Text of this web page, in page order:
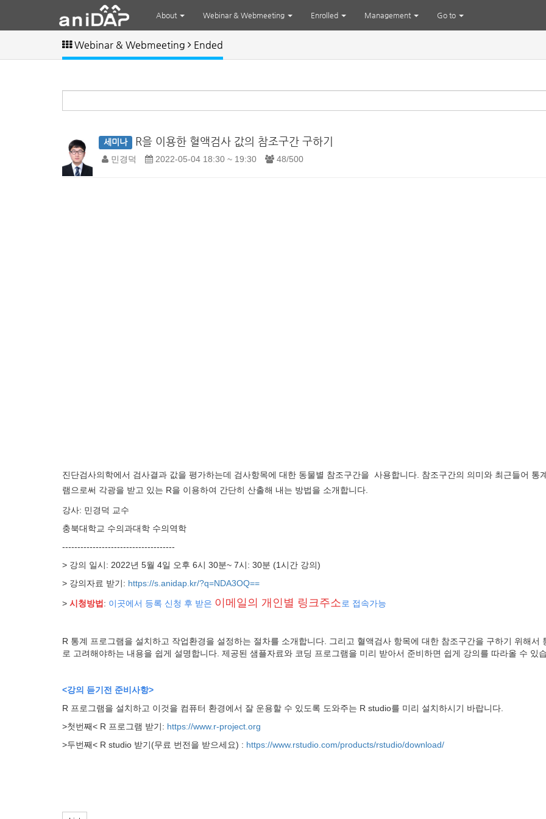
About Webinar & Webmeeting Enrolled Management Go to
Webinar & Webmeeting Ended
세미나 R을 이용한 혈액검사 값의 참조구간 구하기
민경덕 2022-05-04 18:30 ~ 19:30 48/500
진단검사의학에서 검사결과 값을 평가하는데 검사항목에 대한 동물별 참조구간을 사용합니다. 참조구간의 의미와 최근들어 통
램으로써 각광을 받고 있는 R을 이용하여 간단히 산출해 내는 방법을 소개합니다.
강사: 민경덕 교수
충북대학교 수의과대학 수의역학
-------------------------------------
> 강의 일시: 2022년 5월 4일 오후 6시 30분~ 7시: 30분 (1시간 강의)
> 강의자료 받기: https://s.anidap.kr/?q=NDA3OQ==
> 시청방법 : 이곳에서 등록 신청 후 받은 이메일의 개인별 링크주소로 접속가능
R 통계 프로그램을 설치하고 작업환경을 설정하는 절차를 소개합니다. 그리고 혈액검사 항목에 대한 참조구간을 구하기 위해서
로 고려해야하는 내용을 쉽게 설명합니다. 제공된 샘플자료와 코딩 프로그램을 미리 받아서 준비하면 쉽게 강의를 따라올 수 있
<강의 듣기전 준비사항>
R 프로그램을 설치하고 이것을 컴퓨터 환경에서 잘 운용할 수 있도록 도와주는 R studio를 미리 설치하시기 바랍니다.
>첫번째< R 프로그램 받기: https://www.r-project.org
>두번째< R studio 받기(무료 번전을 받으세요) : https://www.rstudio.com/products/rstudio/download/